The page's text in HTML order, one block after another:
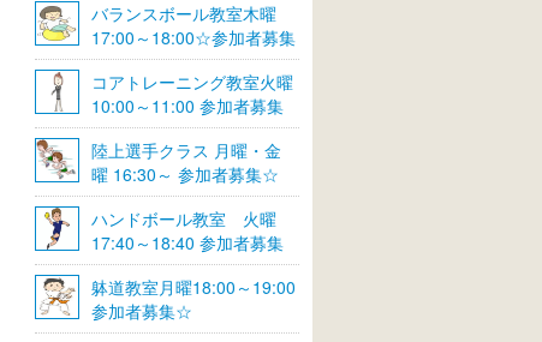
バランスボール教室木曜
17:00～18:00☆参加者募集
☆
コアトレーニング教室火曜
10:00～11:00 参加者募集
陸上選手クラス 月曜・金
曜 16:30～ 参加者募集☆
ハンドボール教室 火曜
17:40～18:40 参加者募集
☆
躰道教室月曜18:00～19:00
参加者募集☆